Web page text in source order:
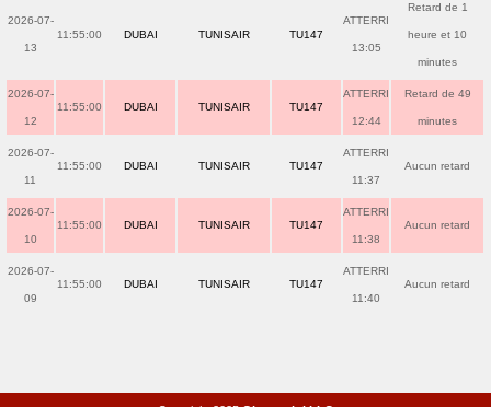
2026-07-
13
11:55:00 DUBAI TUNISAIR TU147
ATTERRI
13:05
Retard de 1
heure et 10
minutes
2026-07-
12
11:55:00 DUBAI TUNISAIR TU147
ATTERRI
12:44
Retard de 49
minutes
2026-07-
11
11:55:00 DUBAI TUNISAIR TU147
ATTERRI
11:37
Aucun retard
2026-07-
10
11:55:00 DUBAI TUNISAIR TU147
ATTERRI
11:38
Aucun retard
2026-07-
09
11:55:00 DUBAI TUNISAIR TU147
ATTERRI
11:40
Aucun retard